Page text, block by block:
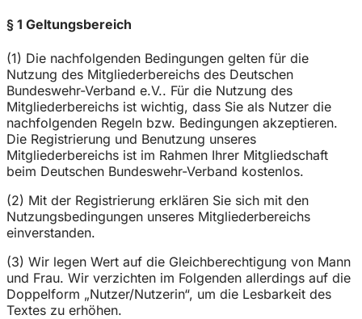
§ 1 Geltungsbereich
(1) Die nachfolgenden Bedingungen gelten für die
Nutzung des Mitgliederbereichs des Deutschen
Bundeswehr-Verband e.V.. Für die Nutzung des
Mitgliederbereichs ist wichtig, dass Sie als Nutzer die
nachfolgenden Regeln bzw. Bedingungen akzeptieren.
Die Registrierung und Benutzung unseres
Mitgliederbereichs ist im Rahmen Ihrer Mitgliedschaft
beim Deutschen Bundeswehr-Verband kostenlos.
(2) Mit der Registrierung erklären Sie sich mit den
Nutzungsbedingungen unseres Mitgliederbereichs
einverstanden.
(3) Wir legen Wert auf die Gleichberechtigung von Mann
und Frau. Wir verzichten im Folgenden allerdings auf die
Doppelform „Nutzer/Nutzerin“, um die Lesbarkeit des
Textes zu erhöhen.